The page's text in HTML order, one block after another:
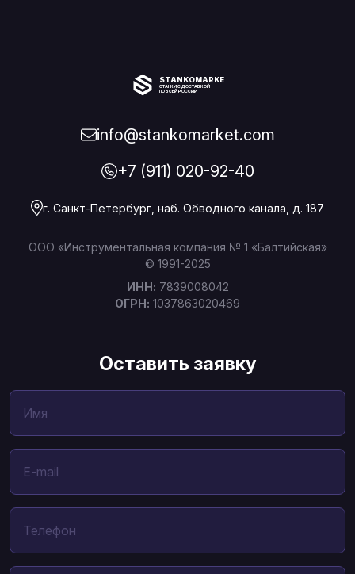
STANKOMARKET
СТАНКИ С ДОСТАВКОЙ
ПО ВСЕЙ РОССИИ
info@stankomarket.com
+7 (911) 020-92-40
г. Санкт-Петербург, наб. Обводного канала, д. 187
ООО «Инструментальная компания № 1 «Балтийская»
© 1991-2025
ИНН: 7839008042
ОГРН: 1037863020469
Оставить заявку